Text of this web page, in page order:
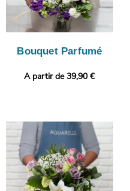
Bouquet Parfumé
A partir de 39,90 €